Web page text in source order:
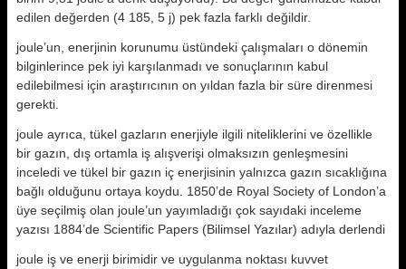
edilen de­ğerden (4 185, 5 j) pek fazla farklı de­ğildir.
joule’un, enerjinin korunumu üstünde­ki çalışmaları o dönemin
bilginlerin­ce pek iyi karşılanmadı ve sonuçları­nın kabul
edilebilmesi için araştırıcı­nın on yıldan fazla bir süre direnme­si
gerekti.
joule ayrıca, tükel gazların enerjiyle ilgili niteliklerini ve özellikle
bir gazın, dış ortamla iş alışverişi olmaksızın genleşmesini
inceledi ve tükel bir ga­zın iç enerjisinin yalnızca gazın sıcak­lığına
bağlı olduğunu ortaya koydu. 1850’de Royal Society of London’a
üye seçilmiş olan joule’un yayımladı­ğı çok sayıdaki inceleme
yazısı 1884’de Scientific Papers (Bilimsel Yazılar) adıyla derlendi
joule iş ve enerji birimidir ve uygu­lanma noktası kuvvet